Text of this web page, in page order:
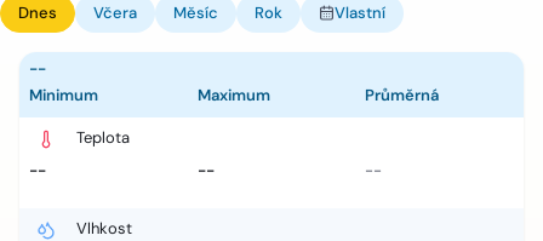
Dnes Včera Měsíc Rok Vlastní
--
Minimum
Maximum Průměrná
Teplota
--
-- --
Vlhkost